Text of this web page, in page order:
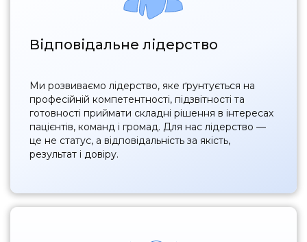
Відповідальне лідерство
Ми розвиваємо лідерство, яке ґрунтується на
професійній компетентності, підзвітності та
готовності приймати складні рішення в інтересах
пацієнтів, команд і громад. Для нас лідерство —
це не статус, а відповідальність за якість,
результат і довіру.